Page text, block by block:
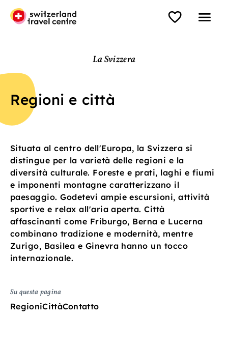
La Svizzera
Regioni e città
Situata al centro dell'Europa, la Svizzera si
distingue per la varietà delle regioni e la
diversità culturale. Foreste e prati, laghi e fiumi
e imponenti montagne caratterizzano il
paesaggio. Godetevi ampie escursioni, attività
sportive e relax all'aria aperta. Città
affascinanti come Friburgo, Berna e Lucerna
combinano tradizione e modernità, mentre
Zurigo, Basilea e Ginevra hanno un tocco
internazionale.
Su questa pagina
RegioniCittàContatto